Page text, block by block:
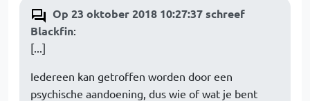
Op 23 oktober 2018 10:27:37 schreef
Blackfin:
[...]
Iedereen kan getroffen worden door een
psychische aandoening, dus wie of wat je bent